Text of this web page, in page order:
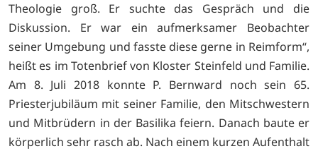
Theologie groß. Er suchte das Gespräch und die
Diskussion. Er war ein aufmerksamer Beobachter
seiner Umgebung und fasste diese gerne in Reimform“,
heißt es im Totenbrief von Kloster Steinfeld und Familie.
Am 8. Juli 2018 konnte P. Bernward noch sein 65.
Priesterjubiläum mit seiner Familie, den Mitschwestern
und Mitbrüdern in der Basilika feiern. Danach baute er
körperlich sehr rasch ab. Nach einem kurzen Aufenthalt